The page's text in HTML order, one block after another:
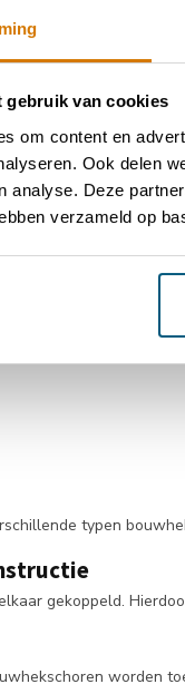
gebruik van cookies
om content en
Ook delen
analyse. Deze
verzameld op
Ze worden
Deze vormen de
typen
gekoppeld.
worden